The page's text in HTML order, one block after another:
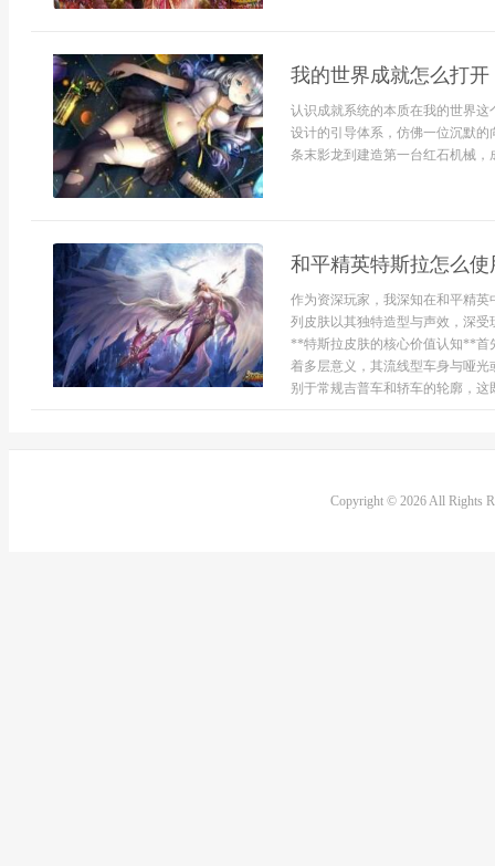
我的世界成就怎么打
认识成就系统的本质在我的世界
设计的引导体系，仿佛一位沉默
条末影龙到建造第一台红石机械
和平精英特斯拉怎么
作为资深玩家，我深知在和平精
列皮肤以其独特造型与声效，深
**特斯拉皮肤的核心价值认知**首
着多层意义，其流线型车身与哑
别于常规吉普车和轿车的轮廓，这
Copyright © 2026 All Rights